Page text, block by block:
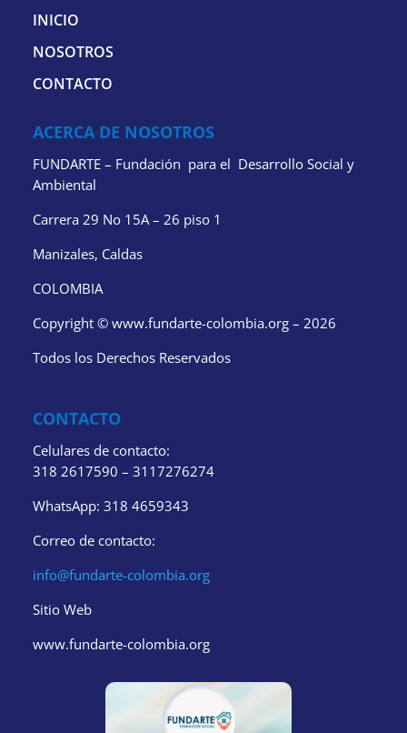
INICIO
NOSOTROS
CONTACTO
ACERCA DE NOSOTROS
FUNDARTE – Fundación para el Desarrollo Social y
Ambiental
Carrera 29 No 15A – 26 piso 1
Manizales, Caldas
COLOMBIA
Copyright © www.fundarte-colombia.org – 2026
Todos los Derechos Reservados
CONTACTO
Celulares de contacto:
318 2617590 – 3117276274
WhatsApp: 318 4659343
Correo de contacto:
info@fundarte-colombia.org
Sitio Web
www.fundarte-colombia.org